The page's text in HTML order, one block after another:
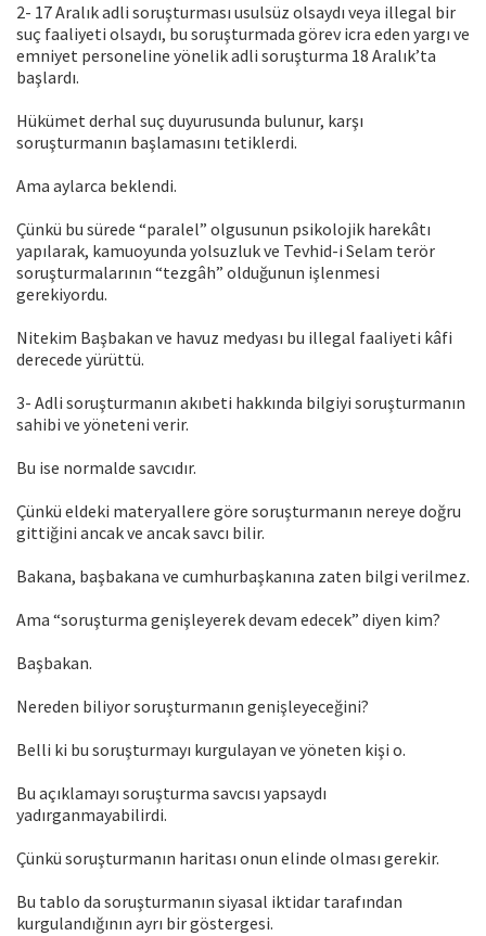
2- 17 Aralık adli soruşturması usulsüz olsaydı veya illegal bir
suç faaliyeti olsaydı, bu soruşturmada görev icra eden yargı ve
emniyet personeline yönelik adli soruşturma 18 Aralık’ta
başlardı.
Hükümet derhal suç duyurusunda bulunur, karşı
soruşturmanın başlamasını tetiklerdi.
Ama aylarca beklendi.
Çünkü bu sürede “paralel” olgusunun psikolojik harekâtı
yapılarak, kamuoyunda yolsuzluk ve Tevhid-i Selam terör
soruşturmalarının “tezgâh” olduğunun işlenmesi
gerekiyordu.
Nitekim Başbakan ve havuz medyası bu illegal faaliyeti kâfi
derecede yürüttü.
3- Adli soruşturmanın akıbeti hakkında bilgiyi soruşturmanın
sahibi ve yöneteni verir.
Bu ise normalde savcıdır.
Çünkü eldeki materyallere göre soruşturmanın nereye doğru
gittiğini ancak ve ancak savcı bilir.
Bakana, başbakana ve cumhurbaşkanına zaten bilgi verilmez.
Ama “soruşturma genişleyerek devam edecek” diyen kim?
Başbakan.
Nereden biliyor soruşturmanın genişleyeceğini?
Belli ki bu soruşturmayı kurgulayan ve yöneten kişi o.
Bu açıklamayı soruşturma savcısı yapsaydı
yadırganmayabilirdi.
Çünkü soruşturmanın haritası onun elinde olması gerekir.
Bu tablo da soruşturmanın siyasal iktidar tarafından
kurgulandığının ayrı bir göstergesi.